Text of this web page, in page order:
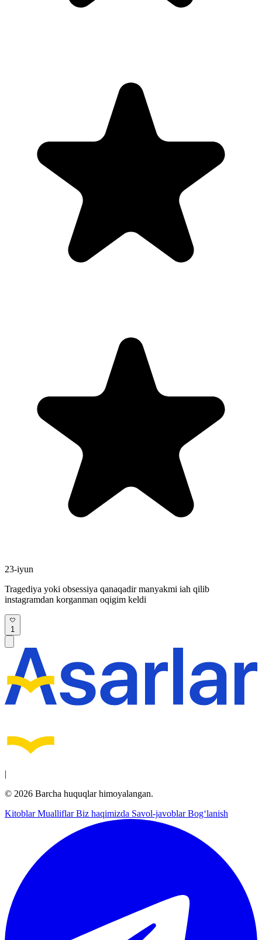
23-iyun
Tragediya yoki obsessiya qanaqadir manyakmi iah qilib
instagramdan korganman oqigim keldi
1
|
© 2026 Barcha huquqlar himoyalangan.
KitoblarMualliflarBiz haqimizda Savol-javoblarBog‘lanish